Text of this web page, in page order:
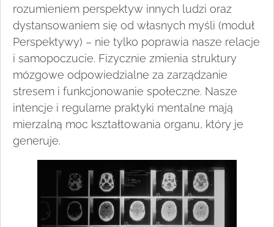
rozumieniem perspektyw innych ludzi oraz
dystansowaniem się od własnych myśli (moduł
Perspektywy) – nie tylko poprawia nasze relacje
i samopoczucie. Fizycznie zmienia struktury
mózgowe odpowiedzialne za zarządzanie
stresem i funkcjonowanie społeczne. Nasze
intencje i regularne praktyki mentalne mają
mierzalną moc kształtowania organu, który je
generuje.